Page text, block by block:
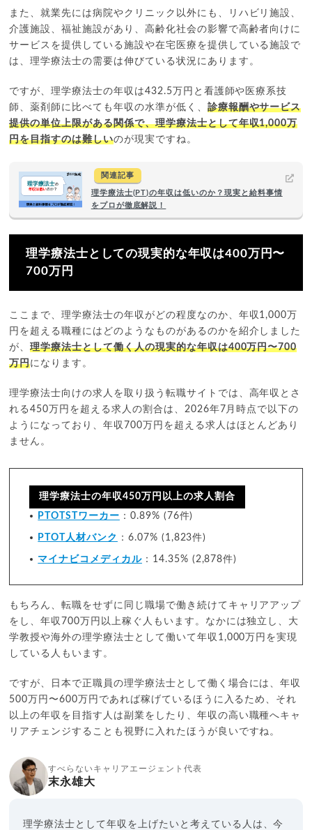
また、就業先には病院やクリニック以外にも、リハビリ施設、
介護施設、福祉施設があり、高齢化社会の影響で高齢者向けに
サービスを提供している施設や在宅医療を提供している施設で
は、理学療法士の需要は伸びている状況にあります。
ですが、理学療法士の年収は432.5万円と看護師や医療系技
師、薬剤師に比べても年収の水準が低く、 診療報酬やサービス
提供の単位上限がある関係で、理学療法士として年収1,000万
円を目指すのは難しいのが現実ですね。
関連記事
理学療法士(PT)の年収は低いのか？現実と給料事情
をプロが徹底解説！
理学療法士としての現実的な年収は400万円〜
700万円
ここまで、理学療法士の年収がどの程度なのか、年収1,000万
円を超える職種にはどのようなものがあるのかを紹介しました
が、理学療法士として働く人の現実的な年収は400万円〜700
万円になります。
理学療法士向けの求人を取り扱う転職サイトでは、高年収とさ
れる450万円を超える求人の割合は、2026年7月時点で以下の
ようになっており、年収700万円を超える求人はほとんどあり
ません。
理学療法士の年収450万円以上の求人割合
PTOTSTワーカー ：0.89% (76件)
PTOT人材バンク ：6.07% (1,823件)
マイナビコメディカル：14.35% (2,878件)
もちろん、転職をせずに同じ職場で働き続けてキャリアアップ
をし、年収700万円以上稼ぐ人もいます。なかには独立し、大
学教授や海外の理学療法士として働いて年収1,000万円を実現
している人もいます。
ですが、日本で正職員の理学療法士として働く場合には、年収
500万円〜600万円であれば稼げているほうに入るため、それ
以上の年収を目指す人は副業をしたり、年収の高い職種へキャ
リアチェンジすることも視野に入れたほうが良いですね。
すべらないキャリアエージェント代表
末永雄大
理学療法士として年収を上げたいと考えている人は、今